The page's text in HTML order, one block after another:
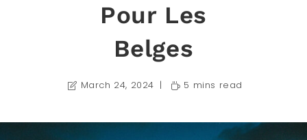
Pour Les
Belges
March 24, 2024 5 mins read